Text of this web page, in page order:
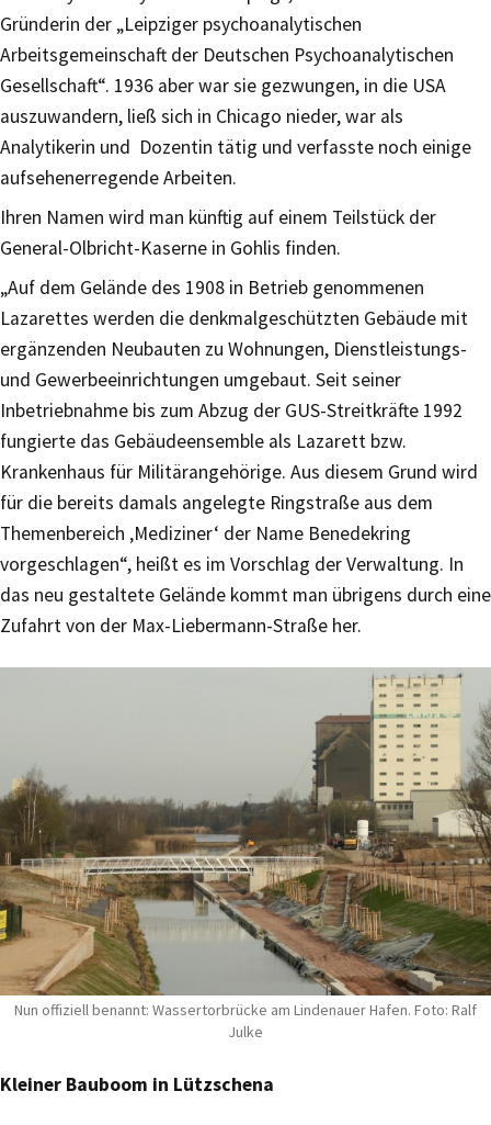
Gründerin der „Leipziger psychoanalytischen
Arbeitsgemeinschaft der Deutschen Psychoanalytischen
Gesellschaft“. 1936 aber war sie gezwungen, in die USA
auszuwandern, ließ sich in Chicago nieder, war als
Analytikerin und Dozentin tätig und verfasste noch einige
aufsehenerregende Arbeiten.
Ihren Namen wird man künftig auf einem Teilstück der
General-Olbricht-Kaserne in Gohlis finden.
„Auf dem Gelände des 1908 in Betrieb genommenen
Lazarettes werden die denkmalgeschützten Gebäude mit
ergänzenden Neubauten zu Wohnungen, Dienstleistungs-
und Gewerbeeinrichtungen umgebaut. Seit seiner
Inbetriebnahme bis zum Abzug der GUS-Streitkräfte 1992
fungierte das Gebäudeensemble als Lazarett bzw.
Krankenhaus für Militärangehörige. Aus diesem Grund wird
für die bereits damals angelegte Ringstraße aus dem
Themenbereich ‚Mediziner‘ der Name Benedekring
vorgeschlagen“, heißt es im Vorschlag der Verwaltung. In
das neu gestaltete Gelände kommt man übrigens durch eine
Zufahrt von der Max-Liebermann-Straße her.
Nun offiziell benannt: Wassertorbrücke am Lindenauer Hafen. Foto: Ralf
Julke
Kleiner Bauboom in Lützschena